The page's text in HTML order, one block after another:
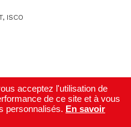
ISCO
acceptez l'utilisation de
de ce site et à vous
personnalisés. En savoir